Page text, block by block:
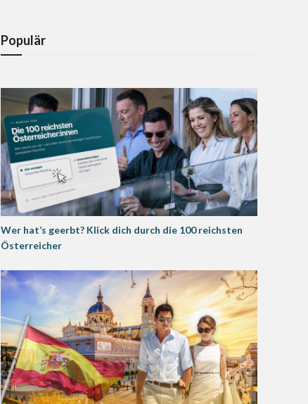
Populär
Wer hat’s geerbt? Klick dich durch die 100 reichsten
Österreicher